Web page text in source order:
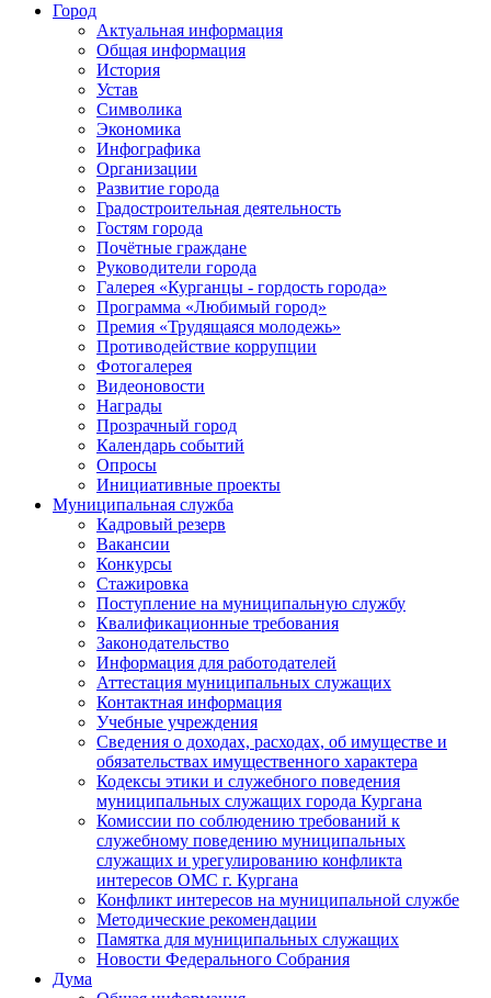
Город
Актуальная информация
Общая информация
История
Устав
Символика
Экономика
Инфографика
Организации
Развитие города
Градостроительная деятельность
Гостям города
Почётные граждане
Руководители города
Галерея «Курганцы - гордость города»
Программа «Любимый город»
Премия «Трудящаяся молодежь»
Противодействие коррупции
Фотогалерея
Видеоновости
Награды
Прозрачный город
Календарь событий
Опросы
Инициативные проекты
Муниципальная служба
Кадровый резерв
Вакансии
Конкурсы
Стажировка
Поступление на муниципальную службу
Квалификационные требования
Законодательство
Информация для работодателей
Аттестация муниципальных служащих
Контактная информация
Учебные учреждения
Сведения о доходах, расходах, об имуществе и
обязательствах имущественного характера
Кодексы этики и служебного поведения
муниципальных служащих города Кургана
Комиссии по соблюдению требований к
служебному поведению муниципальных
служащих и урегулированию конфликта
интересов ОМС г. Кургана
Конфликт интересов на муниципальной службе
Методические рекомендации
Памятка для муниципальных служащих
Новости Федерального Cобрания
Дума